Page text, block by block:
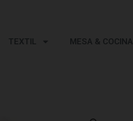
TEXTIL MESA & COCINA